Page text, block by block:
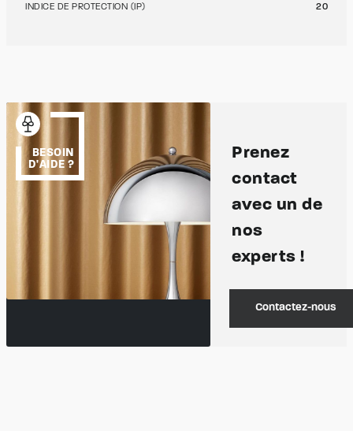
INDICE DE PROTECTION (IP) 20
BESOIN
D'AIDE ?
Prenez
contact
avec un de
nos
experts !
Contactez-nous